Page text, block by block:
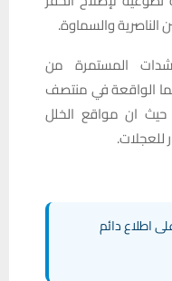
الناصرية والسماوة.
المستمرة من
الواقعة في منتصف
حيث ان مواقع الخلل
للعجلات.
اطلاع دائم